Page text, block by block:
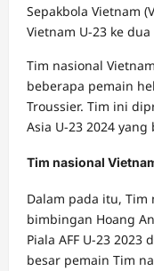
Sepakbola Vietnam
Vietnam U-23 ke dua
Tim nasional
beberapa pemain
Troussier. Tim ini
Asia U-23 2024
Tim nasional
Dalam pada itu, Tim
bimbingan Hoang
Piala AFF U-23 2023
besar pemain Tim